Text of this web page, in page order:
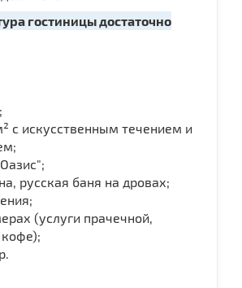
гостиницы достаточно
с искусственным течением и
русская баня на дровах;
(услуги прачечной,
кофе);